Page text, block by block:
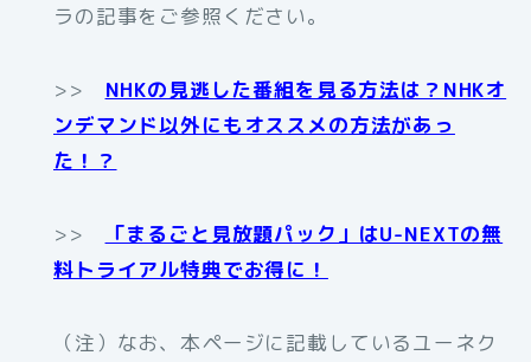
ラの記事をご参照ください。
>> NHKの見逃した番組を見る方法は？NHKオ
ンデマンド以外にもオススメの方法があっ
た！？
>>
「まるごと見放題パック」はU-NEXTの無
料トライアル特典でお得に！
（注）なお、本ページに記載しているユーネク